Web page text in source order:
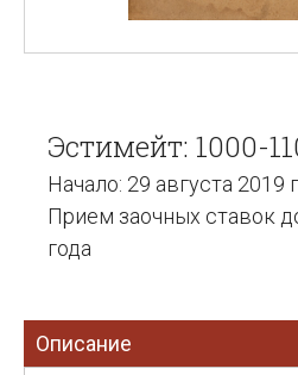
Эстимейт: 1000-
Начало: 29 августа 2019
Прием заочных ставок
года
Описание